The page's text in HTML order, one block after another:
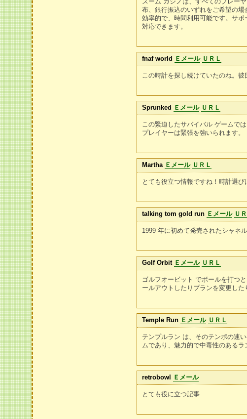
布、銀行振込のいずれをご希望の
効率的で、時間利用可能です。サ
対応できます。
fnaf world Ｅメール ＵＲＬ
この時計を探し続けていたのね。彼
Sprunked Ｅメール ＵＲＬ
この緊迫したサバイバル ゲームで
プレイヤーは緊張を強いられます。
Martha Ｅメール ＵＲＬ
とても役立つ情報ですね！時計選
talking tom gold run Ｅメール Ｕ
1999 年に初めて発売されたシャネ
Golf Orbit Ｅメール ＵＲＬ
ゴルフオービット でボールを打つ
ールアウトしたりプランを変更し
Temple Run Ｅメール ＵＲＬ
テンプルラン は、そのテンポの速
ムであり、魅力的で中毒性のあるラ
retrobowl Ｅメール
とても役に立つ記事